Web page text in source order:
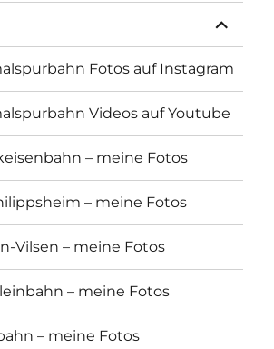
öffnen
Fotos auf Instagram
Videos auf Youtube
– meine Fotos
– meine Fotos
Vilsen – meine Fotos
– meine Fotos
– meine Fotos